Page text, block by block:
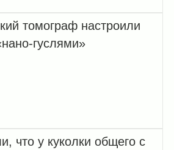
томограф настроили
гуслями»
что у куколки общего с